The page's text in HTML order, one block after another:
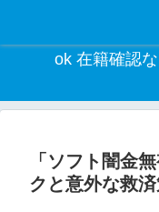
独自審査のキャ
ok 在籍確認
「ソフト闇金
クと意外な救済